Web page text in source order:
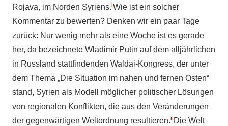
Rojava, im Norden Syriens.iWie ist ein solcher
Kommentar zu bewerten? Denken wir ein paar Tage
zurück: Nur wenig mehr als eine Woche ist es gerade
her, da bezeichnete Wladimir Putin auf dem alljährlichen
in Russland stattfindenden Waldai-Kongress, der unter
dem Thema „Die Situation im nahen und fernen Osten“
stand, Syrien als Modell möglicher politischer Lösungen
von regionalen Konflikten, die aus den Veränderungen
der gegenwärtigen Weltordnung resultieren.ii Die Welt